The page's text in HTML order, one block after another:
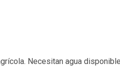
Necesitan agua